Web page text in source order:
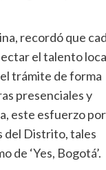
recordó que
el talento
trámite de forma
presenciales y
este esfuerzo por
del Distrito, tales
de ‘Yes, Bogotá’.